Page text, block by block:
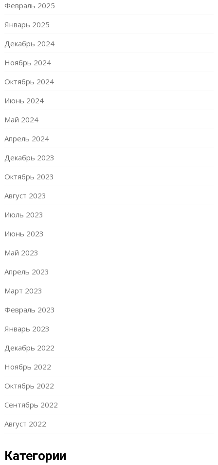
Февраль 2025
Январь 2025
Декабрь 2024
Ноябрь 2024
Октябрь 2024
Июнь 2024
Май 2024
Апрель 2024
Декабрь 2023
Октябрь 2023
Август 2023
Июль 2023
Июнь 2023
Май 2023
Апрель 2023
Март 2023
Февраль 2023
Январь 2023
Декабрь 2022
Ноябрь 2022
Октябрь 2022
Сентябрь 2022
Август 2022
Категории